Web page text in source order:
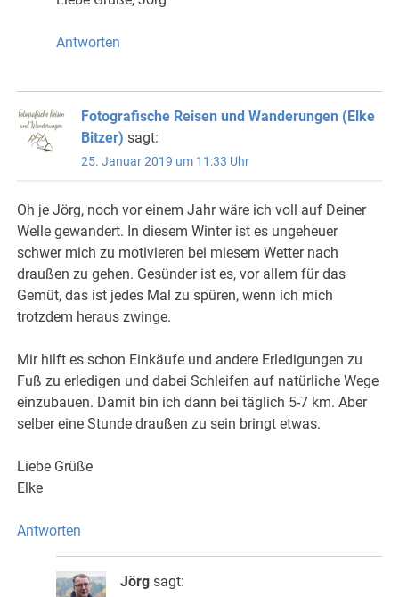
Antworten
Fotografische Reisen und Wanderungen (Elke
Bitzer) sagt:
25. Januar 2019 um 11:33 Uhr
Oh je Jörg, noch vor einem Jahr wäre ich voll auf Deiner
Welle gewandert. In diesem Winter ist es ungeheuer
schwer mich zu motivieren bei miesem Wetter nach
draußen zu gehen. Gesünder ist es, vor allem für das
Gemüt, das ist jedes Mal zu spüren, wenn ich mich
trotzdem heraus zwinge.
Mir hilft es schon Einkäufe und andere Erledigungen zu
Fuß zu erledigen und dabei Schleifen auf natürliche Wege
einzubauen. Damit bin ich dann bei täglich 5-7 km. Aber
selber eine Stunde draußen zu sein bringt etwas.
Liebe Grüße
Elke
Antworten
Jörg sagt: